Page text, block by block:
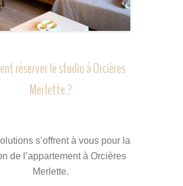
réserver le studio à Orcières
Merlette ?
s’offrent à vous pour la
de l’appartement à Orcières
Merlette.